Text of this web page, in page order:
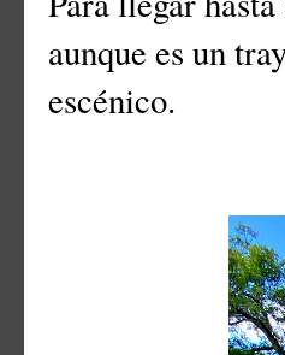
aunque es un
escénico.